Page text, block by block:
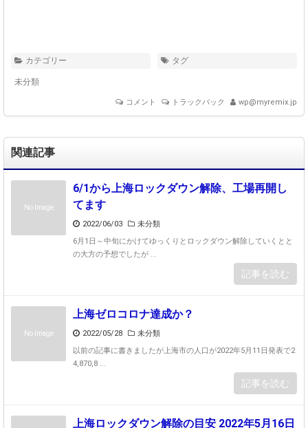
カテゴリー
未分類
タグ
コメント トラックバック wp@myremix.jp
関連記事
No Image
6/1から上海ロックダウン解除、工場再開し
てます
2022/06/03
未分類
6月1日～中旬にかけてゆっくりとロックダウン解除していくとと
の大方の予想でしたが ...
記事を読む
No Image
上海ゼロコロナ達成か？
2022/05/28
未分類
以前の記事に書きましたが上海市の人口が2022年5月11日発表で2
4,870,8 ...
記事を読む
上海ロックダウン解除の目安 2022年5月16日